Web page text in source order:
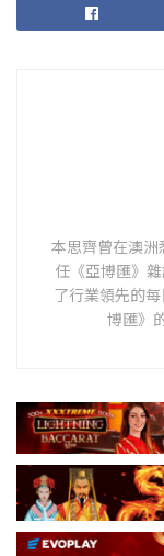
本思齊曾在澳
任《亞博匯》
了行業領先的
博匯》